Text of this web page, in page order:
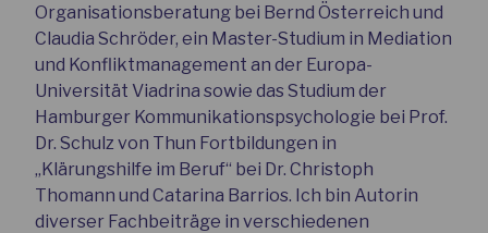
Organisationsberatung bei Bernd Österreich und
Claudia Schröder, ein Master-Studium in Mediation
und Konfliktmanagement an der Europa-
Universität Viadrina sowie das Studium der
Hamburger Kommunikationspsychologie bei Prof.
Dr. Schulz von Thun Fortbildungen in
„Klärungshilfe im Beruf“ bei Dr. Christoph
Thomann und Catarina Barrios. Ich bin Autorin
diverser Fachbeiträge in verschiedenen